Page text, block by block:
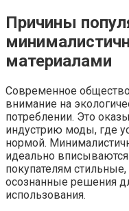
Причины
материалами
Современное
внимание на
потреблении. Это
индустрию моды, где
нормой.
идеально
покупателям
осознанные решения
использования.